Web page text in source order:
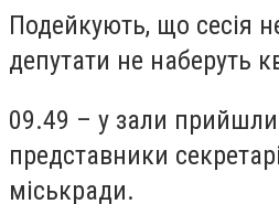
Подейкують, що сесія
депутати не наберуть
09.49 – у зали прийшли
представники
міськради.